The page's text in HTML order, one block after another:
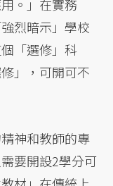
。」在實務
烈暗示」學校
「選修」科
」，可開可不
神和教師的專
要開設2學分可